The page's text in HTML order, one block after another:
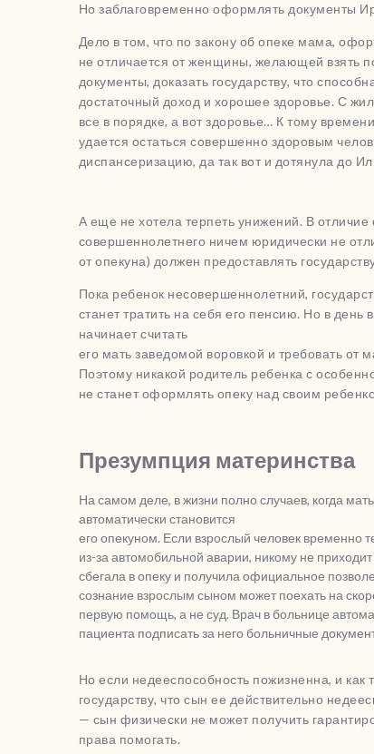
Но заблаговременно оформлять документы
Дело в том, что по закону об опеке мама,
не отличается от женщины, желающей взять
документы, доказать государству, что
достаточный доход и хорошее здоровье. С
все в порядке, а вот здоровье… К тому
удается остаться совершенно здоровым
диспансеризацию, да так вот и дотянула до
А еще не хотела терпеть унижений. В
совершеннолетнего ничем юридически не
от опекуна) должен предоставлять
Пока ребенок несовершеннолетний,
станет тратить на себя его пенсию. Но в
начинает считать
его мать заведомой воровкой и требовать от
Поэтому никакой родитель ребенка с
не станет оформлять опеку над своим
Презумпция материнства
На самом деле, в жизни полно случаев, когда
автоматически становится
его опекуном. Если взрослый человек временно
из-за автомобильной аварии, никому не
сбегала в опеку и получила официальное
сознание взрослым сыном может поехать на
первую помощь, а не суд. Врач в больнице
пациента подписать за него больничные
Но если недееспособность пожизненна, и как
государству, что сын ее действительно
— сын физически не может получить
права помогать.